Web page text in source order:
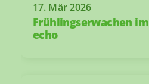
17. Mär 2026
Frühlingserwachen im
echo